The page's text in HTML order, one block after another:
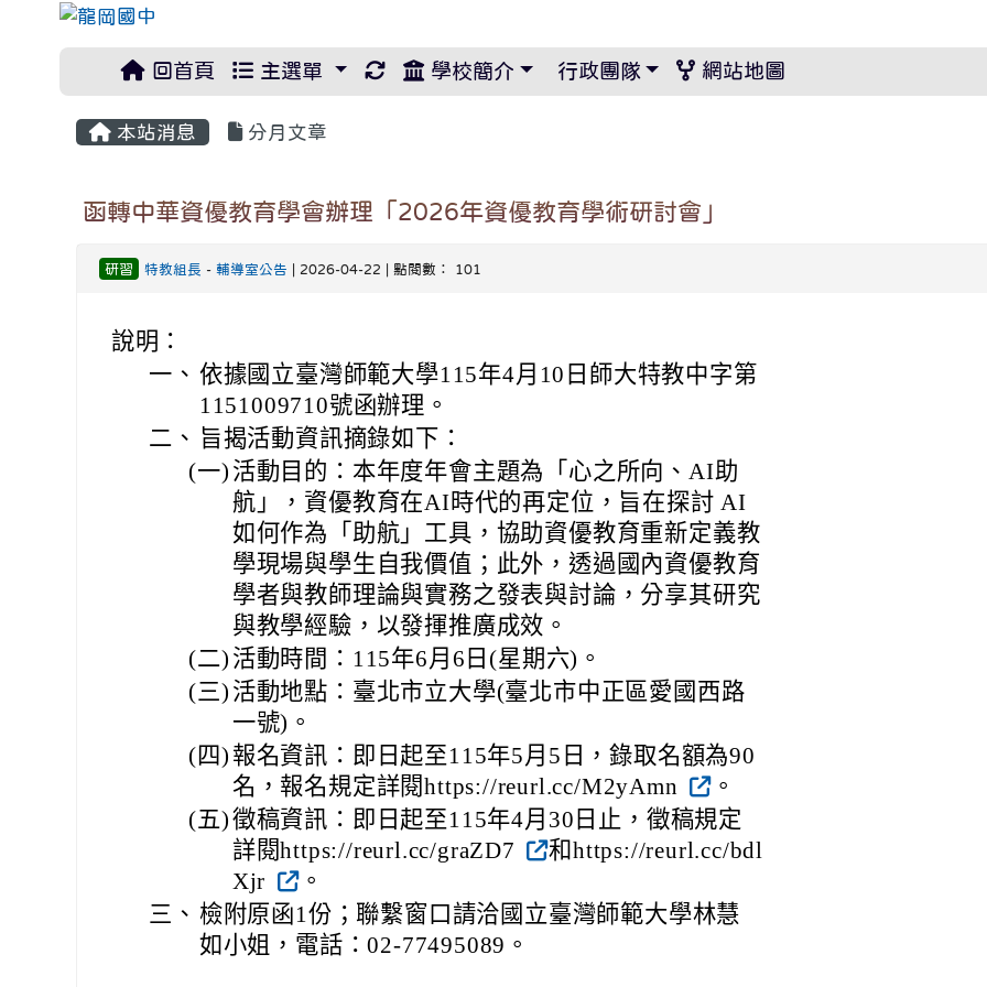
回首頁 主選單 重新取得佈景設定
學校簡介 行政團隊 網站地圖
本站消息 分月文章
函轉中華資優教育學會辦理「2026年資優教育學術研討會」
研習 特教組長 -輔導室公告 | 2026-04-22 | 點閱數： 101
說明：
一、 依據國立臺灣師範大學115年4月10日師大特教中字第
1151009710號函辦理。
二、 旨揭活動資訊摘錄如下：
(一) 活動目的：本年度年會主題為「心之所向、AI助
航」，資優教育在AI時代的再定位，旨在探討 AI
如何作為「助航」工具，協助資優教育重新定義教
學現場與學生自我價值；此外，透過國內資優教育
學者與教師理論與實務之發表與討論，分享其研究
與教學經驗，以發揮推廣成效。
(二) 活動時間：115年6月6日(星期六)。
(三) 活動地點：臺北市立大學(臺北市中正區愛國西路
一號)。
(四) 報名資訊：即日起至115年5月5日，錄取名額為90
名，報名規定詳閱https://reurl.cc/M2yAmn
。
(五)徵稿資訊：即日起至115年4月30日止，徵稿規定
詳閱https://reurl.cc/graZD7
和https://reurl.cc/bdl
Xjr
。
三、 檢附原函1份；聯繫窗口請洽國立臺灣師範大學林慧
如小姐，電話：02-77495089。